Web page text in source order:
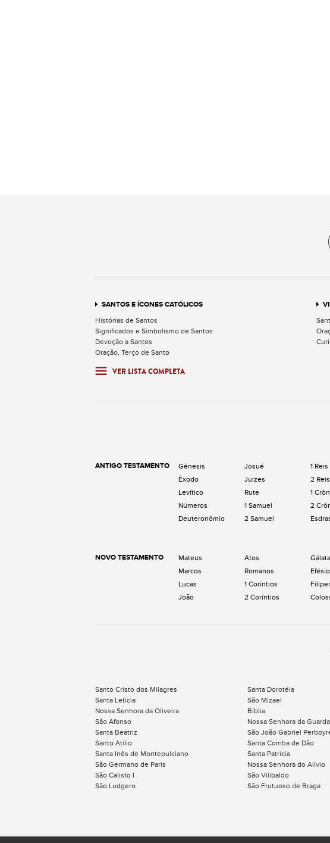
SANTOS E ÍCONES CATÓLICOS
Histórias de Santos
Significados e Simbolismo de Santos
Devoção a Santos
Oração, Terço de Santo
VER LISTA COMPLETA
ANTIGO TESTAMENTO
Gênesis
Êxodo
Levítico
Números
Deuteronômio
Josué
Juizes
Rute
1 Samuel
2 Samuel
1 Reis
2 Reis
1
2
NOVO TESTAMENTO
Mateus
Marcos
Lucas
João
Atos
Romanos
1 Coríntios
2 Coríntios
Santo Cristo dos Milagres Santa Dorotéia
Santa Letícia
São Mizael
Nossa Senhora da Oliveira
Bíblia
São Afonso
Nossa Senhora da Guarda
Santa Beatriz
São João Gabriel
Santo Atílio
Santa Comba de Dão
Santa Inês de Montepulciano
Santa Patrícia
São Germano de Paris
Nossa Senhora do Alívio
São Calisto I
São Vilibaldo
São Ludgero
São Frutuoso de Braga